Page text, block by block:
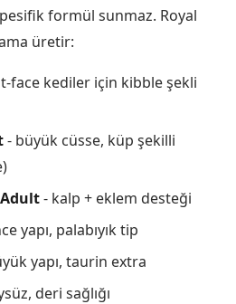
formül sunmaz. Royal
üretir:
face kediler için kibble şekli
- büyük cüsse, küp şekilli
- kalp + eklem desteği
yapı, palabıyık tip
yapı, taurin extra
deri sağlığı